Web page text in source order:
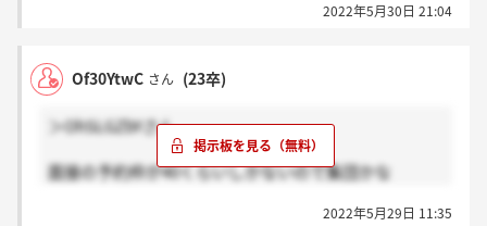
2022年5月30日 21:04
Of30YtwC さん (23卒)
＞OhSLGZbYさん
面接の予約枠が40くらいしかないので集団かな
2022年5月29日 11:35